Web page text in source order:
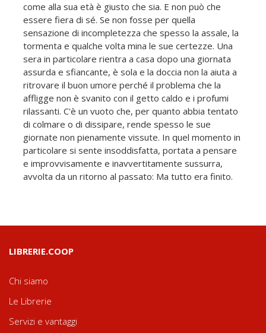
come alla sua età è giusto che sia. E non può che
essere fiera di sé. Se non fosse per quella
sensazione di incompletezza che spesso la assale, la
tormenta e qualche volta mina le sue certezze. Una
sera in particolare rientra a casa dopo una giornata
assurda e sfiancante, è sola e la doccia non la aiuta a
ritrovare il buon umore perché il problema che la
affligge non è svanito con il getto caldo e i profumi
rilassanti. C'è un vuoto che, per quanto abbia tentato
di colmare o di dissipare, rende spesso le sue
giornate non pienamente vissute. In quel momento in
particolare si sente insoddisfatta, portata a pensare
e improvvisamente e inavvertitamente sussurra,
avvolta da un ritorno al passato: Ma tutto era finito.
LIBRERIE.COOP
Chi siamo
Le Librerie
Servizi e vantaggi